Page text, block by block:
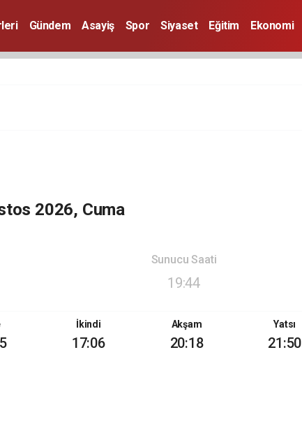
Gündem Asayiş Spor Siyaset Eğitim Ekonomi
2026, Cuma
Sunucu Saati
19:44
İkindi
17:06
Akşam
20:18
Yatsı
21:50